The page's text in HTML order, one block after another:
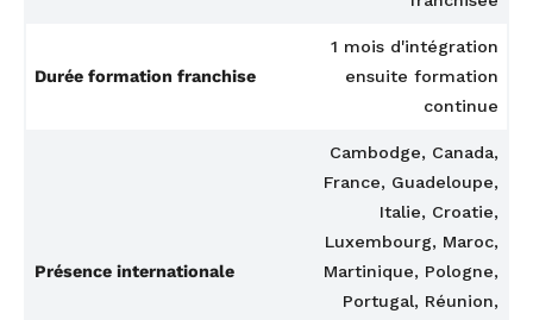
Durée formation franchise
1 mois d'intégration
ensuite formation
continue
Présence internationale
Cambodge, Canada,
France, Guadeloupe,
Italie, Croatie,
Luxembourg, Maroc,
Martinique, Pologne,
Portugal, Réunion,